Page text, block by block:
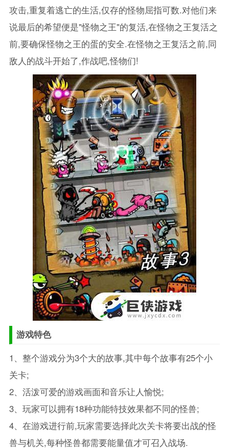
攻击,重复着逃亡的生活,仅存的怪物屈指可数.对他们来
说最后的希望便是"怪物之王"的复活,在怪物之王复活之
前,要确保怪物之王的蛋的安全.在怪物之王复活之前,同
敌人的战斗开始了,作战吧,怪物们!
游戏特色
1、整个游戏分为3个大的故事,其中每个故事有25个小
关卡;
2、活泼可爱的游戏画面和音乐让人愉悦;
3、玩家可以拥有18种功能特技效果都不同的怪兽;
4、在游戏进行前,玩家需要选择此次关卡将要出战的怪
兽与机关,每种怪兽都需要能量值才可召入战场.